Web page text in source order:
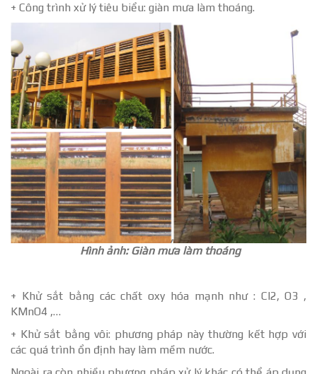
+ Công trình xử lý tiêu biểu: giàn mưa làm thoáng.
Hình ảnh: Giàn mưa làm thoáng
+ Khử sắt bằng các chất oxy hóa mạnh như : Cl2, O3 ,
KMnO4 ,…
­+ Khử sắt bằng vôi: phương pháp này thường kết hợp với
các quá trình ổn định hay làm mềm nước.